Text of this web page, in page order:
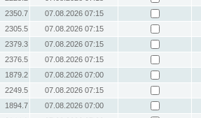
2350.7
07.08.2026 07:15
2305.5
07.08.2026 07:15
2379.3
07.08.2026 07:15
2376.5
07.08.2026 07:15
1879.2
07.08.2026 07:00
2249.5
07.08.2026 07:15
1894.7
07.08.2026 07:00